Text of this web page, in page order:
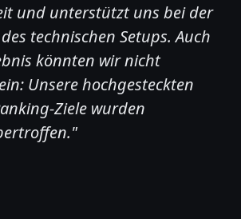
und unterstützt uns bei der
technischen Setups. Auch
könnten wir nicht
Unsere hochgesteckten
Ziele wurden